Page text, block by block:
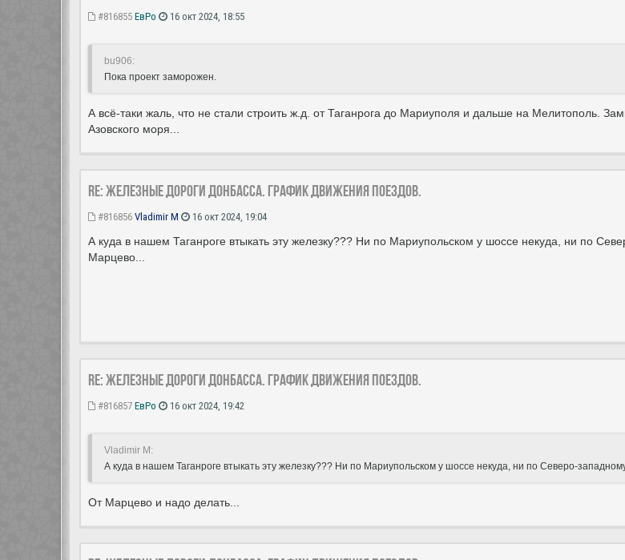
#816855 ЕвРо 16 окт 2024, 18:55
bu906:
Пока проект заморожен.
А всё-таки жаль, что не стали строить ж.д. от Таганрога до Мариуполя и дальше на Мелитополь.
Азовского моря...
Re: Железные дороги Донбасса. График движения поездов.
#816856 Vladimir M 16 окт 2024, 19:04
А куда в нашем Таганроге втыкать эту железку??? Ни по Мариупольском у шоссе некуда, ни по
Марцево...
Re: Железные дороги Донбасса. График движения поездов.
#816857 ЕвРо 16 окт 2024, 19:42
Vladimir M:
А куда в нашем Таганроге втыкать эту железку??? Ни по Мариупольском у шоссе некуда, ни по Северо-
От Марцево и надо делать...